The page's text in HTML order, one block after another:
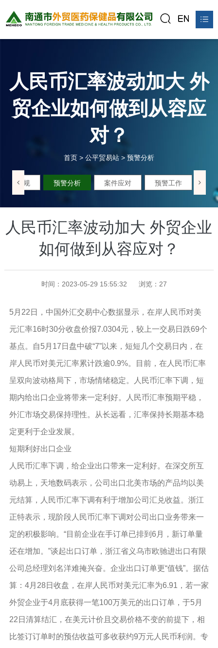
产品中心
新闻资讯
在线预订
人民币汇率波动加大 外
贸企业如何做到从容应
对？
首页 > 公平贸易站 > 预警分析
政策法规 预警分析 案件应对 预警工作
人民币汇率波动加大 外贸企业
如何做到从容应对？
时间：2023-05-29 15:55:32 浏览： 27
5月22日，中国外汇交易中心数据显示，在岸人民币对美
元汇率16时30分收盘价报7.0304元，较上一交易日跌69个
基点。自5月17日盘中破“7”以来，短短几个交易日内，在
岸人民币对美元汇率累计跌逾0.9%。目前，在人民币汇率
呈双向波动格局下，市场情绪稳定。人民币汇率下调，短
期内给出口企业将带来一定利好。人民币汇率预期平稳，
外汇市场交易保持理性。从长远看，汇率保持长期基本稳
定更利于企业发展。
短期利好出口企业
人民币汇率下调，给企业出口带来一定利好。在深交所互
动易上，天地数码表示，公司出口北美市场的产品均以美
元结算，人民币汇率下调有利于增加公司汇兑收益。浙江
正特表示，现阶段人民币汇率下调对公司出口业务带来一
定的积极影响。“目前企业在手订单已排到6月，新订单量
还在增加。”谈起出口订单，浙江省义乌市欧驰进出口有限
公司总经理刘名洋难掩兴奋。企业出口订单更“值钱”。据估
算：4月28日收盘，在岸人民币对美元汇率为6.91，若一家
外贸企业于4月底获得一笔100万美元的出口订单，于5月
22日清算结汇，在美元计价且交易价格不变的前提下，相
比签订订单时的预估收益可多收获约9万元人民币利润。专